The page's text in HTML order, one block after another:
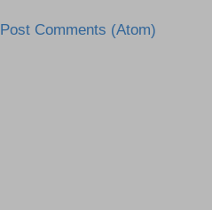
Post Comments (Atom)